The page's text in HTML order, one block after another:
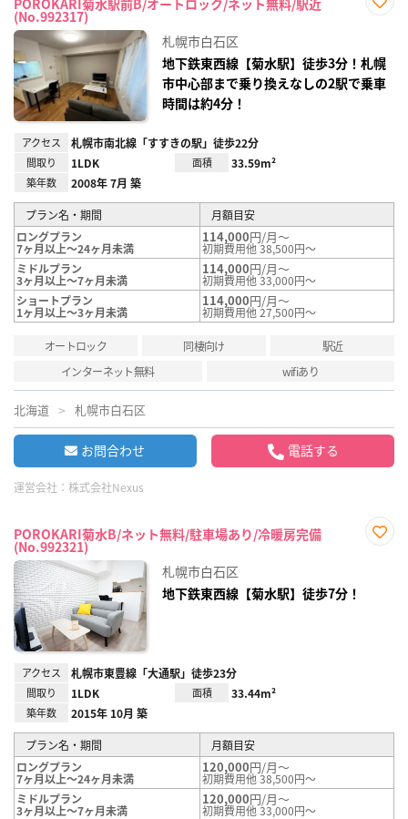
(No.992317)
録
札幌市白石区
地下鉄東西線【菊水駅】徒歩3分！札幌
市中心部まで乗り換えなしの2駅で乗車
時間は約4分！
アクセス 札幌市南北線「すすきの駅」徒歩22分
間取り 1LDK 面積 33.59m²
築年数 2008年 7月 築
プラン名・期間
月額目安
ロングプラン
7ヶ月以上～24ヶ月未満
114,000円/月～
初期費用他 38,500円～
ミドルプラン
3ヶ月以上～7ヶ月未満
114,000円/月～
初期費用他 33,000円～
ショートプラン
1ヶ月以上～3ヶ月未満
114,000円/月～
初期費用他 27,500円～
オートロック 同棲向け
駅近
インターネット無料
wifiあり
北海道 札幌市白石区
お問合わせ 電話する
運営会社： 株式会社Nexus
POROKARI菊水B/ネット無料/駐車場あり/冷暖房完備
(No.992321)
札幌市白石区
地下鉄東西線【菊水駅】徒歩7分！
アクセス 札幌市東豊線「大通駅」徒歩23分
間取り 1LDK 面積 33.44m²
築年数 2015年 10月 築
プラン名・期間
月額目安
ロングプラン
7ヶ月以上～24ヶ月未満
120,000円/月～
初期費用他 38,500円～
ミドルプラン
3ヶ月以上～7ヶ月未満
120,000円/月～
初期費用他 33,000円～